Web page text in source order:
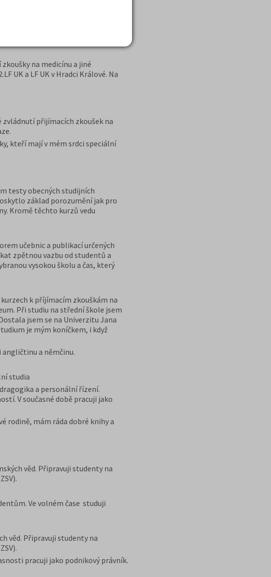
všem studentům, připravuje
i fyziky 100% úspěšnosti, na
na medicínu a jiné
UK a LF UK v Hradci Králové. Na
zvládnutí přijímacích zkoušek na
kteří mají v mém srdci speciální
testy obecných studijních
základ porozumění jak pro
Kromě těchto kurzů vedu
učebnic a publikací určených
zpětnou vazbu od studentů a
vysokou školu a čas, který
k příjímacím zkouškám na
Při studiu na střední škole jsem
jsem se na Univerzitu Jana
je mým koníčkem, i když
angličtinu a němčinu.
studia
a personální řízení.
V současné době pracuji jako
rodině, mám ráda dobré knihy a
věd. Připravuji studenty na
Ve volném čase studuji
věd. Připravuji studenty na
pracuji jako podnikový právník.